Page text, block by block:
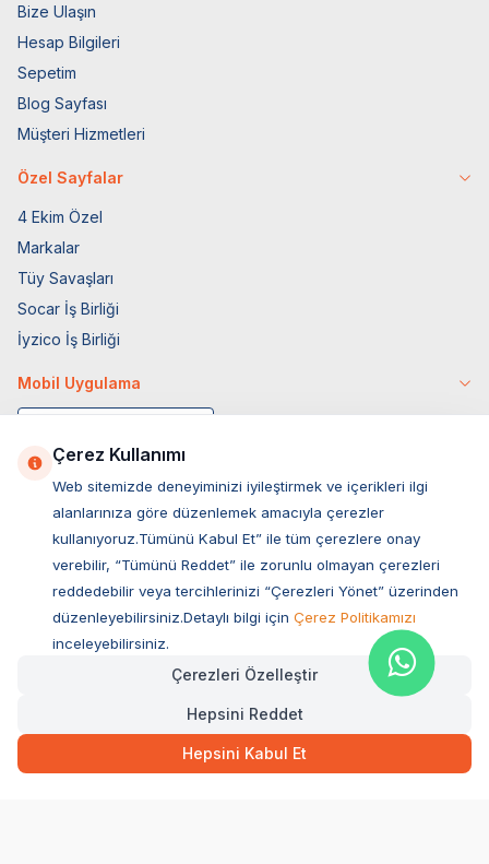
1.419,00 Hızlı Teslimat Kargo Bedava
SEPETE EKLE
Bize Ulaşın
Hesap Bilgileri
Sepetim
Blog Sayfası
Müşteri Hizmetleri
Özel Sayfalar
4 Ekim Özel
Markalar
Tüy Savaşları
Socar İş Birliği
İyzico İş Birliği
Mobil Uygulama
Müşteri Hizmetleri
Sıkça Sorulan Sorular
Ovacık Mah. Hacıoğlu Sok. No:13 Başiskele / KOCAELİ
Müşteri Destek Hattı
Çerez Kullanımı
Web sitemizde deneyiminizi iyileştirmek ve içerikleri ilgi
alanlarınıza göre düzenlemek amacıyla çerezler
kullanıyoruz.Tümünü Kabul Et” ile tüm çerezlere onay
verebilir, “Tümünü Reddet” ile zorunlu olmayan çerezleri
reddedebilir veya tercihlerinizi “Çerezleri Yönet” üzerinden
düzenleyebilirsiniz.Detaylı bilgi için Çerez Politikamızı
inceleyebilirsiniz.
Çerezleri Özelleştir
Hepsini Reddet
Hepsini Kabul Et